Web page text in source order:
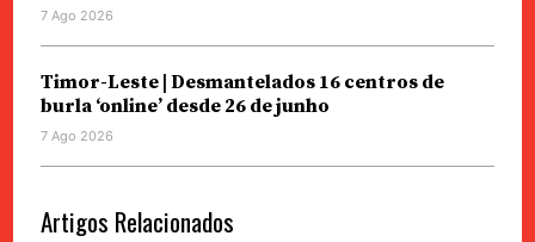
7 Ago 2026
Timor-Leste | Desmantelados 16 centros de
burla ‘online’ desde 26 de junho
7 Ago 2026
Artigos Relacionados